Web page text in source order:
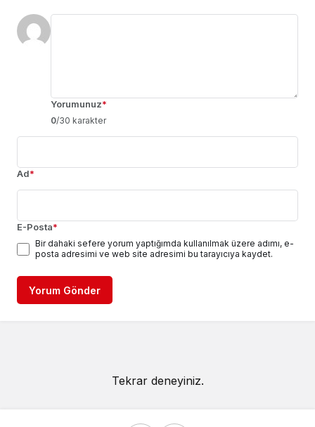
Yorumunuz*
0/30 karakter
Ad*
E-Posta*
Bir dahaki sefere yorum yaptığımda kullanılmak üzere adımı, e-
posta adresimi ve web site adresimi bu tarayıcıya kaydet.
Yorum Gönder
Tekrar deneyiniz.